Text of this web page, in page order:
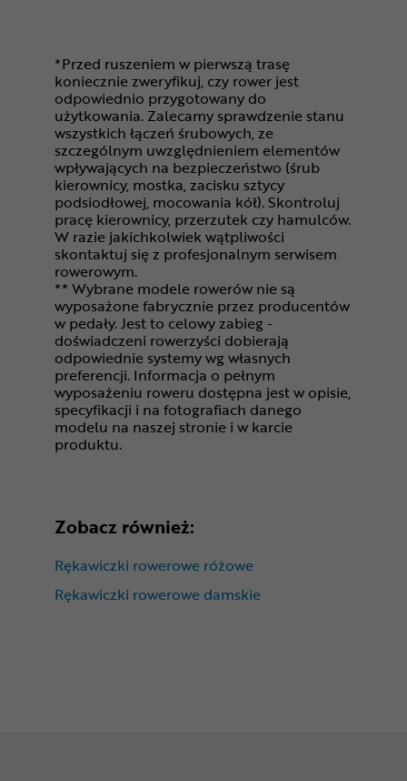
*Przed ruszeniem w pierwszą trasę
koniecznie zweryfikuj, czy rower jest
odpowiednio przygotowany do
użytkowania. Zalecamy sprawdzenie stanu
wszystkich łączeń śrubowych, ze
szczególnym uwzględnieniem elementów
wpływających na bezpieczeństwo (śrub
kierownicy, mostka, zacisku sztycy
podsiodłowej, mocowania kół). Skontroluj
pracę kierownicy, przerzutek czy hamulców.
W razie jakichkolwiek wątpliwości
skontaktuj się z profesjonalnym serwisem
rowerowym.
** Wybrane modele rowerów nie są
wyposażone fabrycznie przez producentów
w pedały. Jest to celowy zabieg -
doświadczeni rowerzyści dobierają
odpowiednie systemy wg własnych
preferencji. Informacja o pełnym
wyposażeniu roweru dostępna jest w opisie,
specyfikacji i na fotografiach danego
modelu na naszej stronie i w karcie
produktu.
Zobacz również:
Rękawiczki rowerowe różowe
Rękawiczki rowerowe damskie